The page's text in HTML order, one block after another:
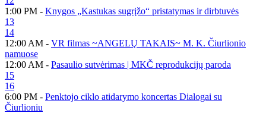
1:00 PM - Knygos „Kastukas sugrįžo“ pristatymas ir dirbtuvės
13
14
12:00 AM - VR filmas ~ANGELŲ TAKAIS~ M. K. Čiurlionio
namuose
12:00 AM - Pasaulio sutvėrimas | MKČ reprodukcijų paroda
15
16
6:00 PM - Penktojo ciklo atidarymo koncertas Dialogai su
Čiurlioniu